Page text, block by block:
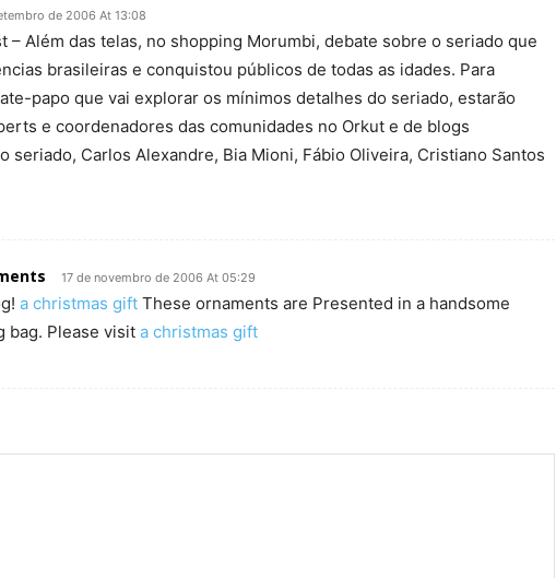
de 2006 At 13:08
– Além das telas, no shopping Morumbi, debate sobre o seriado que
brasileiras e conquistou públicos de todas as idades. Para
papo que vai explorar os mínimos detalhes do seriado, estarão
e coordenadores das comunidades no Orkut e de blogs
seriado, Carlos Alexandre, Bia Mioni, Fábio Oliveira, Cristiano Santos
17 de novembro de 2006 At 05:29
a christmas gift These ornaments are Presented in a handsome
bag. Please visit a christmas gift